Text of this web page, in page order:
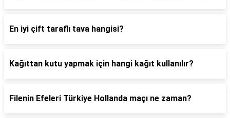
En iyi çift taraflı tava hangisi?
Kağıttan kutu yapmak için hangi kağıt kullanılır?
Filenin Efeleri Türkiye Hollanda maçı ne zaman?